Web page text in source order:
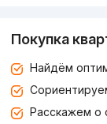
Покупка
Найдём
Расскажем о